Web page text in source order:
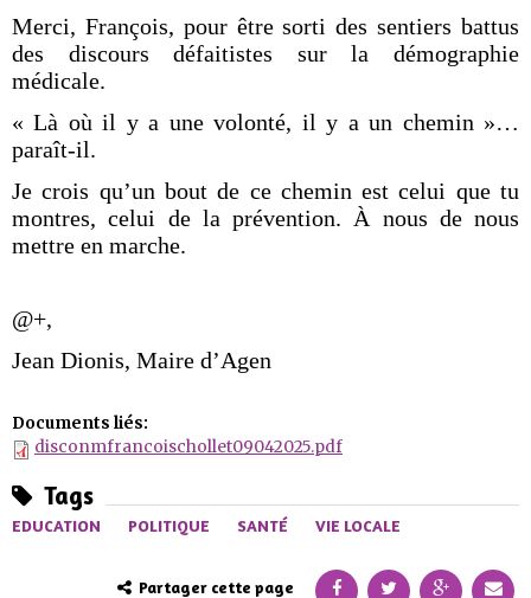
Merci, François, pour être sorti des sentiers battus
des discours défaitistes sur la démographie
médicale.
« Là où il y a une volonté, il y a un chemin »…
paraît-il.
Je crois qu’un bout de ce chemin est celui que tu
montres, celui de la prévention. À nous de nous
mettre en marche.
@+,
Jean Dionis, Maire d’Agen
Documents liés:
disconmfrancoischollet09042025.pdf
Tags
EDUCATION POLITIQUE SANTÉ VIE LOCALE
Partager cette page